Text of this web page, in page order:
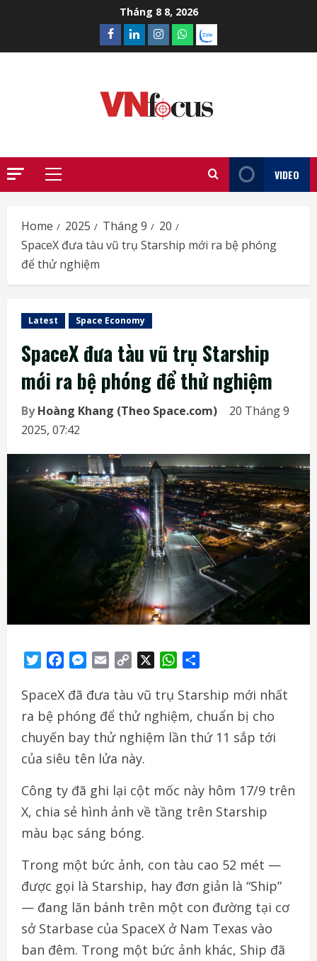
Tháng 8 8, 2026
Facebook
LinkedinInstagram
What’sapp
Zalo
Primary
VIDEO
Home 2025 Tháng 9
20
SpaceX đưa tàu vũ trụ Starship mới ra bệ phóng
để thử nghiệm
Latest Space Economy
SpaceX đưa tàu vũ trụ Starship
mới ra bệ phóng để thử nghiệm
ByHoàng Khang (Theo Space.com)
20 Tháng 9
2025, 07:42
TwitterFacebookMessenger
Email
Copy
WhatsApp
SpaceX đã đưa tàu vũ trụ Starship mới nhất
ra bệ phóng để thử nghiệm, chuẩn bị cho
chuyến bay thử nghiệm lần thứ 11 sắp tới
của siêu tên lửa này.
Công ty đã ghi lại cột mốc này hôm 17/9 trên
X, chia sẻ hình ảnh về tầng trên Starship
màu bạc sáng bóng.
Trong một bức ảnh, con tàu cao 52 mét —
được gọi là Starship, hay đơn giản là “Ship”
— đang lăn bánh trên một con đường tại cơ
sở Starbase của SpaceX ở Nam Texas vào
ban đêm. Trong một bức ảnh khác, Ship đã